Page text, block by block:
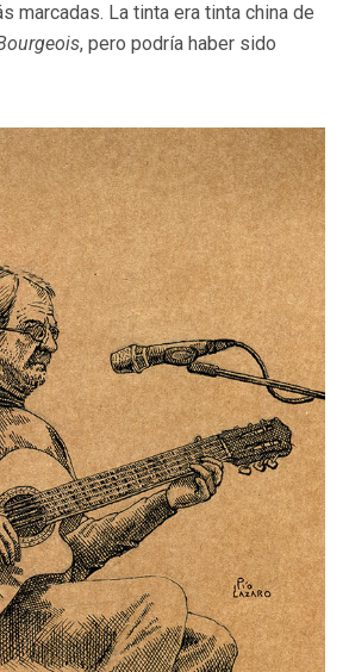
marcadas. La tinta era tinta china de
, pero podría haber sido